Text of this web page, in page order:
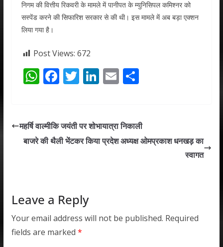
निगम की वित्तीय रिकवरी के मामले में पानीपत के म्युनिसिपल कमिश्नर को
सस्पेंड करने की सिफारिश सरकार से की थी। इस मामले में अब बड़ा एक्शन
लिया गया है।
Post Views: 672
W
s
A
F
b
o
T
er
Li
e
dI
E
l
S
e
महर्षि वाल्मीकि जयंती पर शोभायात्रा निकाली
बाजरे की थैली भेंटकर किया प्रदेश अध्यक्ष ओमप्रकाश धनखड़ का
स्वागत
Leave a Reply
Your email address will not be published. Required
fields are marked *